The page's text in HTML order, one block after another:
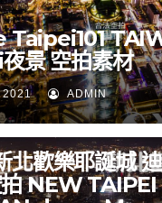
Taipei101
景 空拍素材
2021 ADMIN
北歡樂耶誕城
NEW TAIPEI